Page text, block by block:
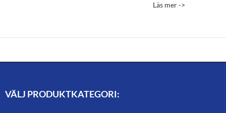
av 5
Läs mer ->
VÄLJ PRODUKTKATEGORI: